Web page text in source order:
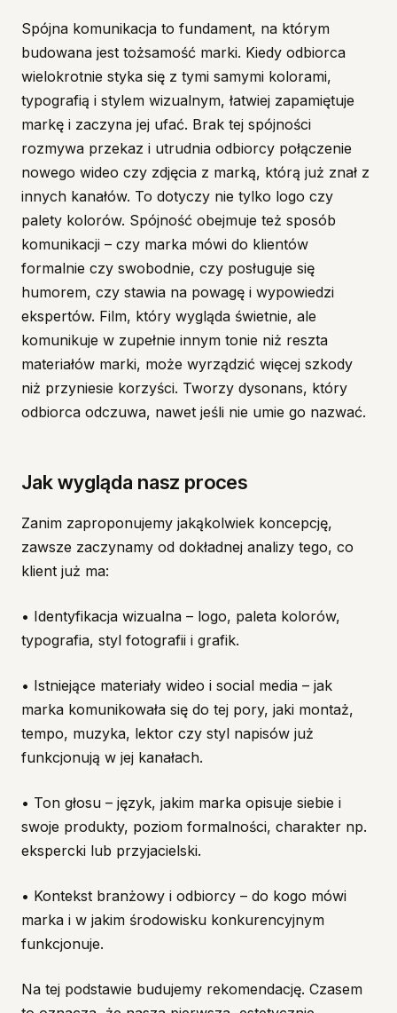
Spójna komunikacja to fundament, na którym
budowana jest tożsamość marki. Kiedy odbiorca
wielokrotnie styka się z tymi samymi kolorami,
typografią i stylem wizualnym, łatwiej zapamiętuje
markę i zaczyna jej ufać. Brak tej spójności
rozmywa przekaz i utrudnia odbiorcy połączenie
nowego wideo czy zdjęcia z marką, którą już znał z
innych kanałów. To dotyczy nie tylko logo czy
palety kolorów. Spójność obejmuje też sposób
komunikacji – czy marka mówi do klientów
formalnie czy swobodnie, czy posługuje się
humorem, czy stawia na powagę i wypowiedzi
ekspertów. Film, który wygląda świetnie, ale
komunikuje w zupełnie innym tonie niż reszta
materiałów marki, może wyrządzić więcej szkody
niż przyniesie korzyści. Tworzy dysonans, który
odbiorca odczuwa, nawet jeśli nie umie go nazwać.
Jak wygląda nasz proces
Zanim zaproponujemy jakąkolwiek koncepcję,
zawsze zaczynamy od dokładnej analizy tego, co
klient już ma:
• Identyfikacja wizualna – logo, paleta kolorów,
typografia, styl fotografii i grafik.
• Istniejące materiały wideo i social media – jak
marka komunikowała się do tej pory, jaki montaż,
tempo, muzyka, lektor czy styl napisów już
funkcjonują w jej kanałach.
• Ton głosu – język, jakim marka opisuje siebie i
swoje produkty, poziom formalności, charakter np.
ekspercki lub przyjacielski.
• Kontekst branżowy i odbiorcy – do kogo mówi
marka i w jakim środowisku konkurencyjnym
funkcjonuje.
Na tej podstawie budujemy rekomendację. Czasem